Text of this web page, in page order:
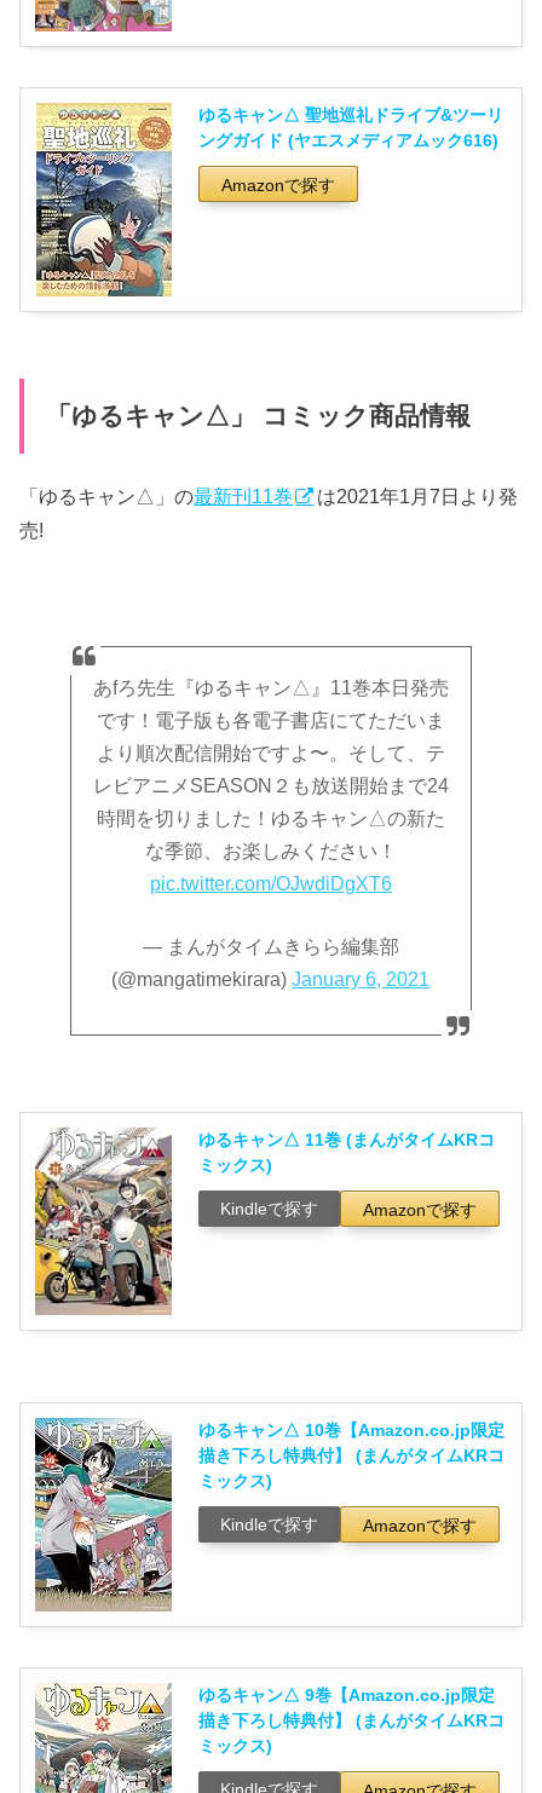
ゆるキャン△ 聖地巡礼ドライブ&ツーリ
ングガイド (ヤエスメディアムック616)
Amazonで探す
「ゆるキャン△」 コミック商品情報
「ゆるキャン△」の最新刊11巻
は2021年1月7日より発
売!
あfろ先生『ゆるキャン△』11巻本日発売
です！電子版も各電子書店にてただいま
より順次配信開始ですよ〜。そして、テ
レビアニメSEASON２も放送開始まで24
時間を切りました！ゆるキャン△の新た
な季節、お楽しみください！
pic.twitter.com/OJwdiDgXT6
— まんがタイムきらら編集部
(@mangatimekirara)January 6, 2021
ゆるキャン△ 11巻 (まんがタイムKRコ
ミックス)
Kindleで探す Amazonで探す
ゆるキャン△ 10巻【Amazon.co.jp限定
描き下ろし特典付】 (まんがタイムKRコ
ミックス)
Kindleで探す Amazonで探す
ゆるキャン△ 9巻【Amazon.co.jp限定
描き下ろし特典付】 (まんがタイムKRコ
ミックス)